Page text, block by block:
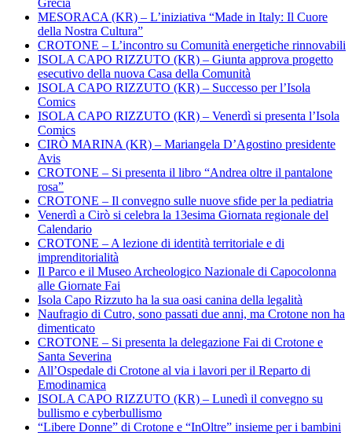
MESORACA (KR) – L’iniziativa “Made in Italy: Il Cuore
della Nostra Cultura”
CROTONE – L’incontro su Comunità energetiche rinnovabili
ISOLA CAPO RIZZUTO (KR) – Giunta approva progetto
esecutivo della nuova Casa della Comunità
ISOLA CAPO RIZZUTO (KR) – Successo per l’Isola
Comics
ISOLA CAPO RIZZUTO (KR) – Venerdì si presenta l’Isola
Comics
CIRÒ MARINA (KR) – Mariangela D’Agostino presidente
Avis
CROTONE – Si presenta il libro “Andrea oltre il pantalone
rosa”
CROTONE – Il convegno sulle nuove sfide per la pediatria
Venerdì a Cirò si celebra la 13esima Giornata regionale del
Calendario
CROTONE – A lezione di identità territoriale e di
imprenditorialità
Il Parco e il Museo Archeologico Nazionale di Capocolonna
alle Giornate Fai
Isola Capo Rizzuto ha la sua oasi canina della legalità
Naufragio di Cutro, sono passati due anni, ma Crotone non ha
dimenticato
CROTONE – Si presenta la delegazione Fai di Crotone e
Santa Severina
All’Ospedale di Crotone al via i lavori per il Reparto di
Emodinamica
ISOLA CAPO RIZZUTO (KR) – Lunedì il convegno su
bullismo e cyberbullismo
“Libere Donne” di Crotone e “InOltre” insieme per i bambini